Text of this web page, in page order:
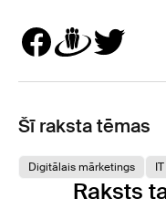
Šī raksta tēmas
Digitālais mārketings
Raksts